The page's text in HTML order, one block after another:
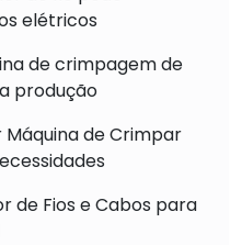
elétricos
de crimpagem de
produção
de Crimpar
de Fios e Cabos para